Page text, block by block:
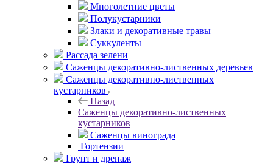
Многолетние цветы
Полукустарники
Злаки и декоративные травы
Суккуленты
Рассада зелени
Саженцы декоративно-лиственных деревьев
Саженцы декоративно-лиственных
кустарников
Назад
Саженцы декоративно-лиственных
кустарников
Саженцы винограда
Гортензии
Грунт и дренаж